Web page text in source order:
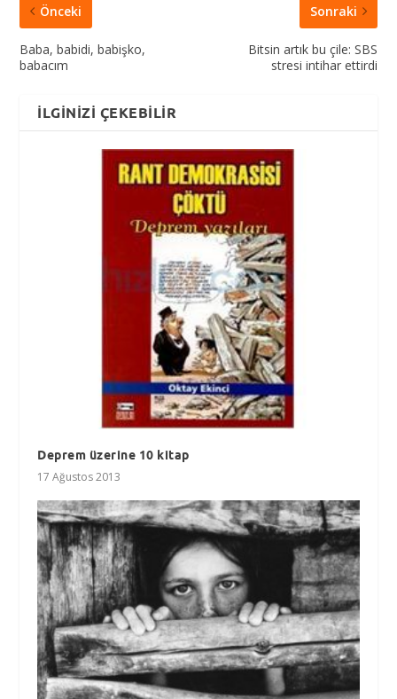
Önceki
Baba, babidi, babişko,
babacım
Sonraki
Bitsin artık bu çile: SBS
stresi intihar ettirdi
İLGINIZI ÇEKEBILIR
Deprem üzerine 10 kitap
17 Ağustos 2013